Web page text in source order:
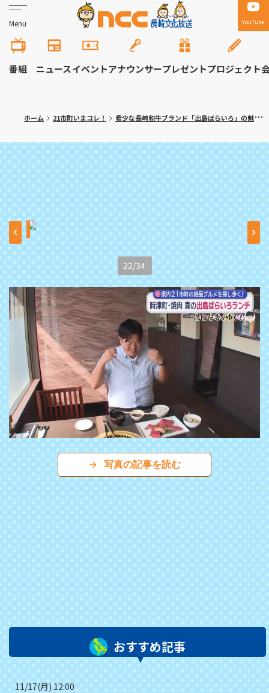
Menu YouTube
番組 ニュースイベントアナウンサープレゼントプロジェクト
ホーム 21市町いまコレ！ 希少な長崎和牛ブランド「出島ばらいろ」の魅力 時津町「焼肉 真」満腹記者㉒
22/34
写真の記事を読む
おすすめ記事
11/17(月) 12:00